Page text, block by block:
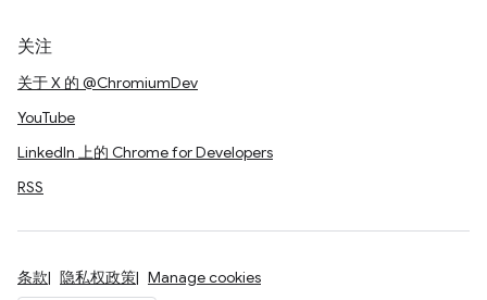
关注
关于 X 的 @ChromiumDev
YouTube
LinkedIn 上的 Chrome for Developers
RSS
条款 隐私权政策 Manage cookies